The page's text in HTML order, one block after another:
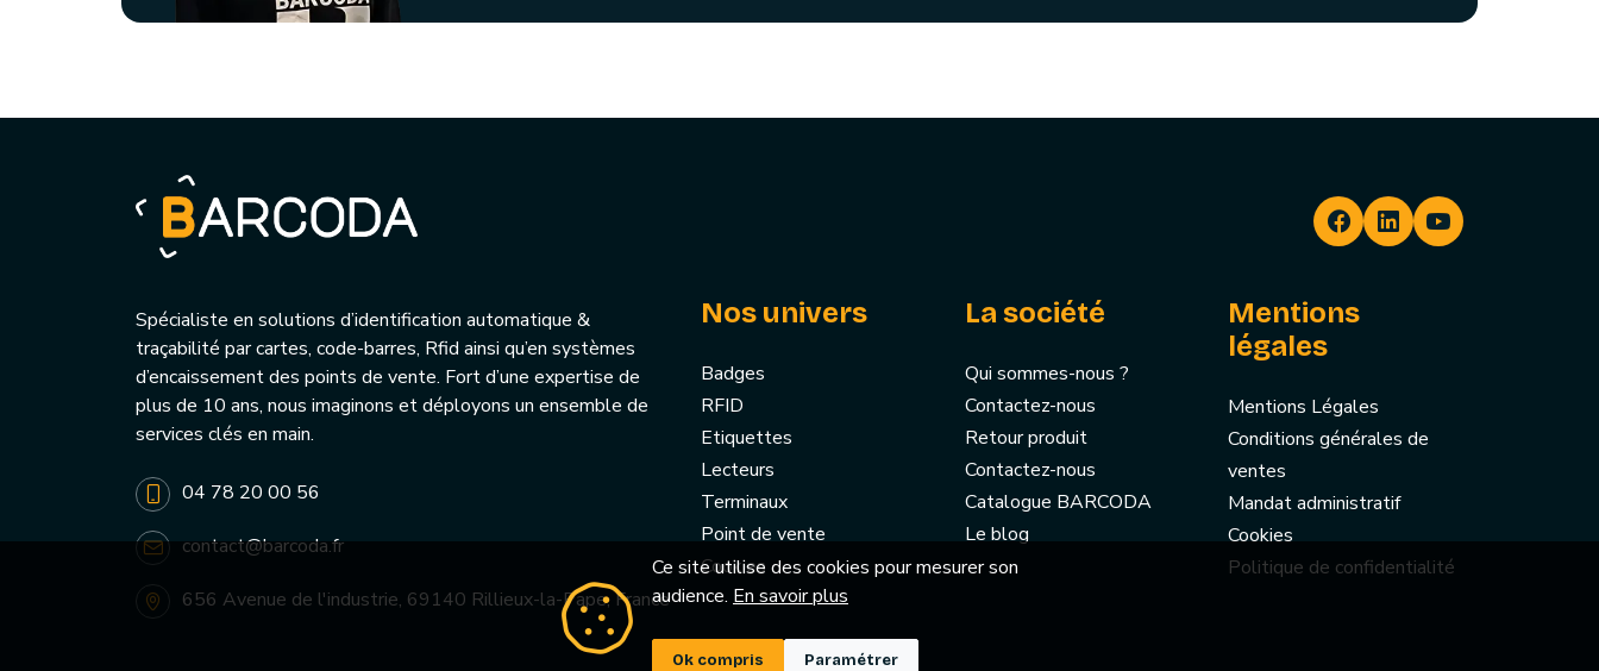
Spécialiste en solutions d’identification automatique &
traçabilité par cartes, code-barres, Rfid ainsi qu’en systèmes
d’encaissement des points de vente. Fort d’une expertise de
plus de 10 ans, nous imaginons et déployons un ensemble de
services clés en main.
04 78 20 00 56
contact@barcoda.fr
656 Avenue de l'industrie, 69140 Rillieux-la-Pape, France
Nos univers
Badges
RFID
Etiquettes
Lecteurs
Terminaux
Point de vente
Cookies
La société
Qui sommes-nous ?
Contactez-nous
Retour produit
Contactez-nous
Catalogue BARCODA
Le blog
Mentions
légales
Mentions Légales
Conditions générales de
ventes
Mandat administratif
Cookies
Politique de confidentialité
Ce site utilise des cookies pour mesurer son
audience. En savoir plus
Ok compris Paramétrer